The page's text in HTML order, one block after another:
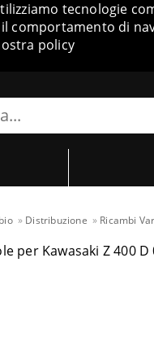
tecnologie
comportamento di
policy
Distribuzione Ricambi